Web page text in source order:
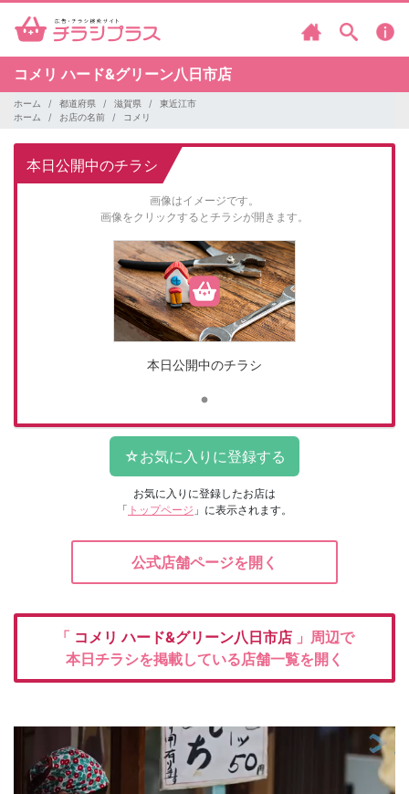
コメリハード&グリーン八日市店
ホーム 都道府県 滋賀県
東近江市
ホーム
お店の名前 コメリ
本日公開中のチラシ
画像はイメージです。
画像をクリックするとチラシが開きます。
本日公開中のチラシ
お気に入りに登録したお店は
「 トップページ 」に表示されます。
公式店舗ページを開く
「 コメリハード&グリーン八日市店 」周辺で
本日チラシを掲載している店舗一覧を開く